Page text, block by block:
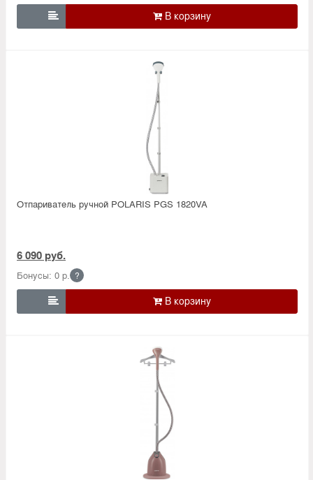

Отпариватель ручной POLARIS PGS 1820VA
6 090 руб.
Бонусы: 0 р. ?
